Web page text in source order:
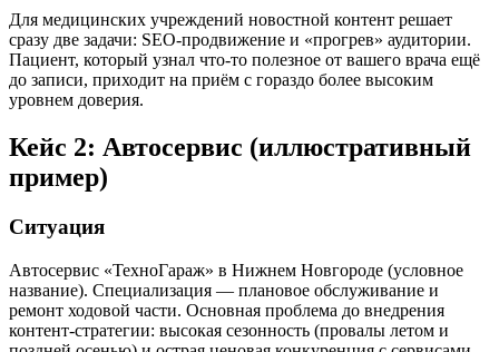
Для медицинских учреждений новостной контент решает
сразу две задачи: SEO-продвижение и «прогрев» аудитории.
Пациент, который узнал что-то полезное от вашего врача ещё
до записи, приходит на приём с гораздо более высоким
уровнем доверия.
Кейс 2: Автосервис (иллюстративный
пример)
Ситуация
Автосервис «ТехноГараж» в Нижнем Новгороде (условное
название). Специализация — плановое обслуживание и
ремонт ходовой части. Основная проблема до внедрения
контент-стратегии: высокая сезонность (провалы летом и